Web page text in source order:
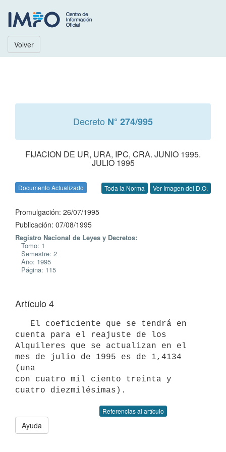
Volver
Decreto N° 274/995
FIJACION DE UR, URA, IPC, CRA. JUNIO 1995.
JULIO 1995
Documento Actualizado Toda la Norma Ver Imagen del D.O.
Promulgación: 26/07/1995
Publicación: 07/08/1995
Registro Nacional de Leyes y Decretos:
Tomo: 1
Semestre: 2
Año: 1995
Página: 115
Artículo 4
cuenta para el reajuste de los
Alquileres que se actualizan en el
mes de julio de 1995 es de 1,4134
(una
con cuatro mil ciento treinta y
Referencias al artículo
Ayuda